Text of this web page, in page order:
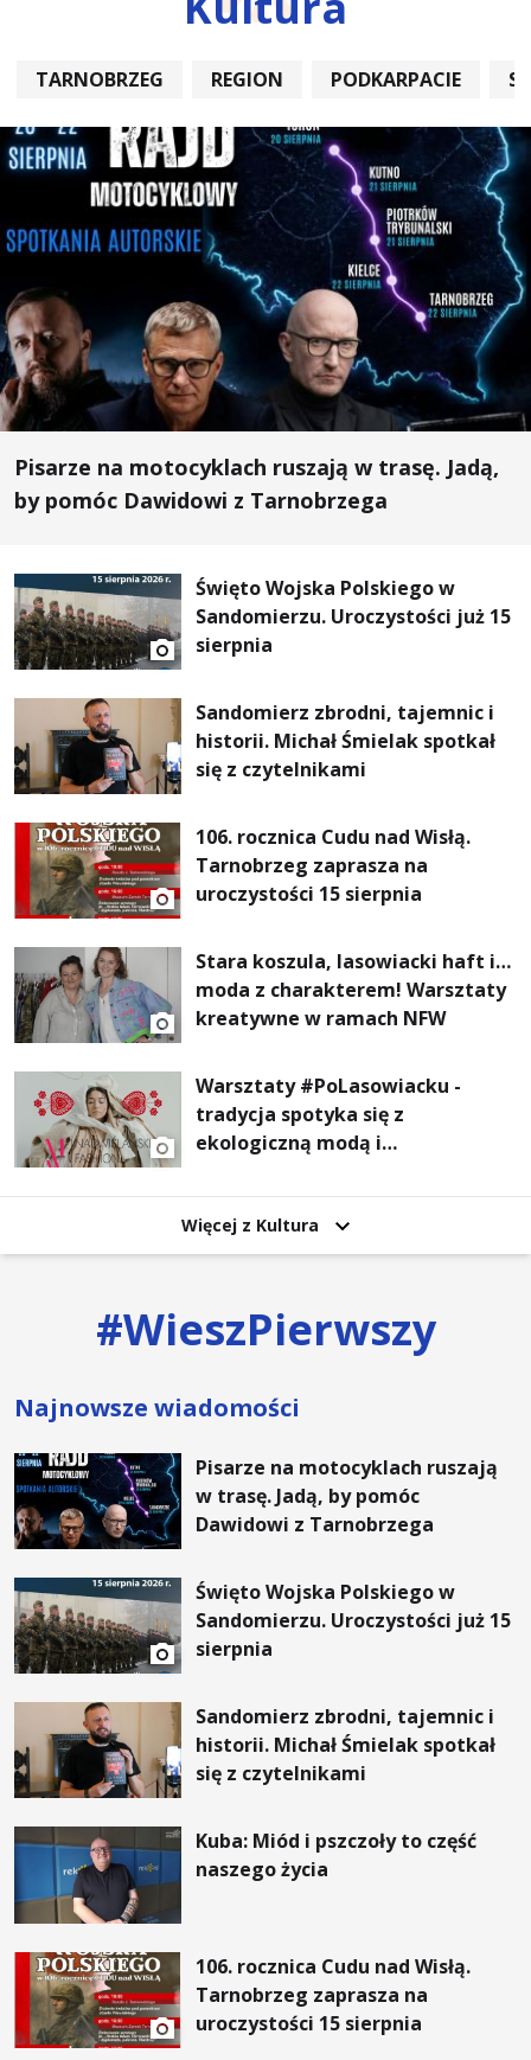
TARNOBRZEG REGION PODKARPACIE
Pisarze na motocyklach ruszają w trasę. Jadą,
by pomóc Dawidowi z Tarnobrzega
Święto Wojska Polskiego w
Sandomierzu. Uroczystości już 15
sierpnia
Sandomierz zbrodni, tajemnic i
historii. Michał Śmielak spotkał
się z czytelnikami
106. rocznica Cudu nad Wisłą.
Tarnobrzeg zaprasza na
uroczystości 15 sierpnia
Stara koszula, lasowiacki haft i…
moda z charakterem! Warsztaty
kreatywne w ramach NFW
Warsztaty #PoLasowiacku -
tradycja spotyka się z
ekologiczną modą i
Więcej z Kultura
#WieszPierwszy
Najnowsze wiadomości
Pisarze na motocyklach ruszają
w trasę. Jadą, by pomóc
Dawidowi z Tarnobrzega
Święto Wojska Polskiego w
Sandomierzu. Uroczystości już 15
sierpnia
Sandomierz zbrodni, tajemnic i
historii. Michał Śmielak spotkał
się z czytelnikami
Kuba: Miód i pszczoły to część
naszego życia
106. rocznica Cudu nad Wisłą.
Tarnobrzeg zaprasza na
uroczystości 15 sierpnia